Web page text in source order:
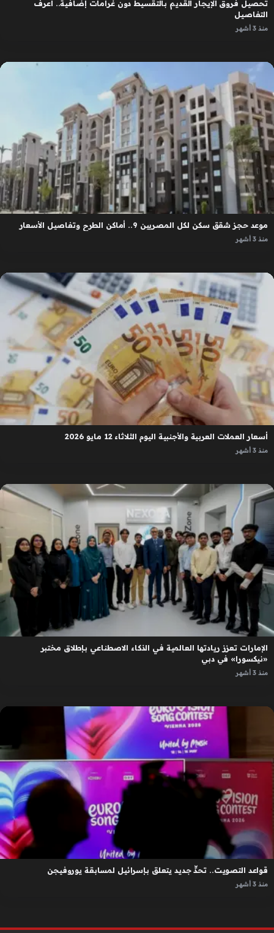
تحصيل فروق الإيجار القديم بالتقسيط دون غرامات إضافية.. اعرف
التفاصيل
منذ 3 أشهر
موعد حجز شقق سكن لكل المصريين 9.. أماكن الطرح وتفاصيل الأسعار
منذ 3 أشهر
أسعار العملات العربية والأجنبية اليوم الثلاثاء 12 مايو 2026
منذ 3 أشهر
الإمارات تعزز ريادتها العالمية في الذكاء الاصطناعي بإطلاق مختبر
«نيكسورا» في دبي
منذ 3 أشهر
قواعد التصويت.. تحدٍّ جديد يتعلق بإسرائيل لمسابقة يوروفيجن
منذ 3 أشهر